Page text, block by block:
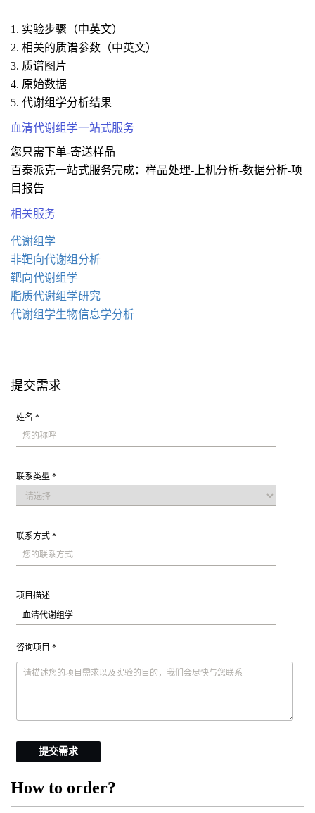
1. 实验步骤（中英文）
2. 相关的质谱参数（中英文）
3. 质谱图片
4. 原始数据
5. 代谢组学分析结果
血清代谢组学一站式服务
您只需下单-寄送样品
百泰派克一站式服务完成：样品处理-上机分析-数据分析-项
目报告
相关服务
代谢组学
非靶向代谢组分析
靶向代谢组学
脂质代谢组学研究
代谢组学生物信息学分析
提交需求
姓名 *
联系类型 *
联系方式 *
项目描述
咨询项目 *
提交需求
How to order?